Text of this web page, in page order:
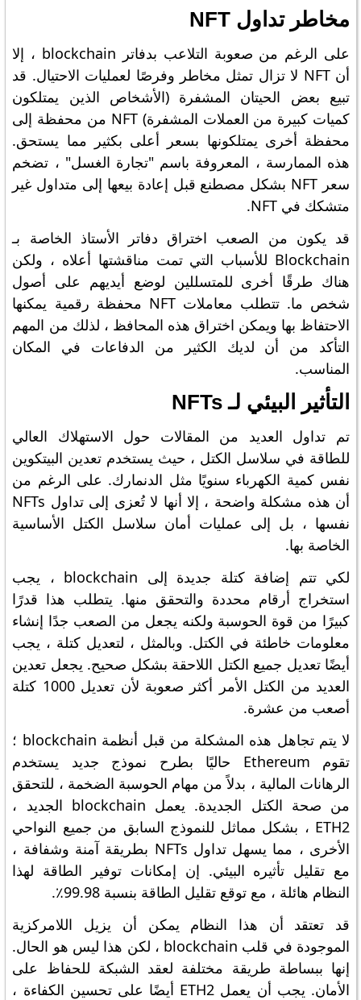
مخاطر تداول NFT
على الرغم من صعوبة التلاعب بدفاتر blockchain ، إلا
أن NFT لا تزال تمثل مخاطر وفرصًا لعمليات الاحتيال. قد
تبيع بعض الحيتان المشفرة (الأشخاص الذين يمتلكون
كميات كبيرة من العملات المشفرة) NFT من محفظة إلى
محفظة أخرى يمتلكونها بسعر أعلى بكثير مما يستحق.
هذه الممارسة ، المعروفة باسم "تجارة الغسل" ، تضخم
سعر NFT بشكل مصطنع قبل إعادة بيعها إلى متداول غير
متشكك في NFT.
قد يكون من الصعب اختراق دفاتر الأستاذ الخاصة بـ
Blockchain للأسباب التي تمت مناقشتها أعلاه ، ولكن
هناك طرقًا أخرى للمتسللين لوضع أيديهم على أصول
شخص ما. تتطلب معاملات NFT محفظة رقمية يمكنها
الاحتفاظ بها ويمكن اختراق هذه المحافظ ، لذلك من المهم
التأكد من أن لديك الكثير من الدفاعات في المكان
المناسب.
التأثير البيئي لـ NFTs
تم تداول العديد من المقالات حول الاستهلاك العالي
للطاقة في سلاسل الكتل ، حيث يستخدم تعدين البيتكوين
نفس كمية الكهرباء سنويًا مثل الدنمارك. على الرغم من
أن هذه مشكلة واضحة ، إلا أنها لا تُعزى إلى تداول NFTs
نفسها ، بل إلى عمليات أمان سلاسل الكتل الأساسية
الخاصة بها.
لكي تتم إضافة كتلة جديدة إلى blockchain ، يجب
استخراج أرقام محددة والتحقق منها. يتطلب هذا قدرًا
كبيرًا من قوة الحوسبة ولكنه يجعل من الصعب جدًا إنشاء
معلومات خاطئة في الكتل. وبالمثل ، لتعديل كتلة ، يجب
أيضًا تعديل جميع الكتل اللاحقة بشكل صحيح. يجعل تعدين
العديد من الكتل الأمر أكثر صعوبة لأن تعديل 1000 كتلة
أصعب من عشرة.
لا يتم تجاهل هذه المشكلة من قبل أنظمة blockchain ؛
تقوم Ethereum حاليًا بطرح نموذج جديد يستخدم
الرهانات المالية ، بدلاً من مهام الحوسبة الضخمة ، للتحقق
من صحة الكتل الجديدة. يعمل blockchain الجديد ،
ETH2 ، بشكل مماثل للنموذج السابق من جميع النواحي
الأخرى ، مما يسهل تداول NFTs بطريقة آمنة وشفافة ،
مع تقليل تأثيره البيئي. إن إمكانات توفير الطاقة لهذا
النظام هائلة ، مع توقع تقليل الطاقة بنسبة 99.98٪.
قد تعتقد أن هذا النظام يمكن أن يزيل اللامركزية
الموجودة في قلب blockchain ، لكن هذا ليس هو الحال.
إنها ببساطة طريقة مختلفة لعقد الشبكة للحفاظ على
الأمان. يجب أن يعمل ETH2 أيضًا على تحسين الكفاءة ،